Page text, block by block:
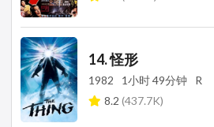
14. 怪形
1982 1小时 49分钟
R
8.2 (437.7K)